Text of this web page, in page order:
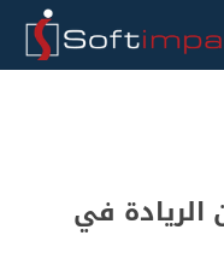
عاماً من الريادة في